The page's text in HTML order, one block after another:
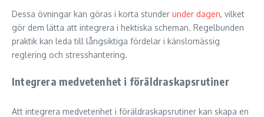
Dessa övningar kan göras i korta stunder under dagen, vilket
gör dem lätta att integrera i hektiska scheman. Regelbunden
praktik kan leda till långsiktiga fördelar i känslomässig
reglering och stresshantering.
Integrera medvetenhet i föräldraskapsrutiner
Att integrera medvetenhet i föräldraskapsrutiner kan skapa en